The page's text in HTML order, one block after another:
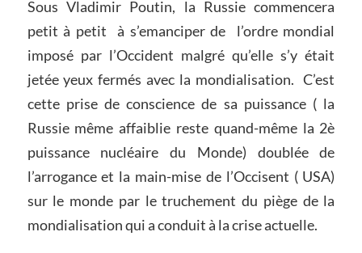
Sous Vladimir Poutin, la Russie commencera
petit à petit à s’emanciper de l’ordre mondial
imposé par l’Occident malgré qu’elle s’y était
jetée yeux fermés avec la mondialisation. C’est
cette prise de conscience de sa puissance ( la
Russie même affaiblie reste quand-même la 2è
puissance nucléaire du Monde) doublée de
l’arrogance et la main-mise de l’Occisent ( USA)
sur le monde par le truchement du piège de la
mondialisation qui a conduit à la crise actuelle.